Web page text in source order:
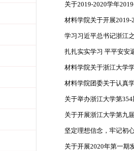
关于2019-2020学年
材料学院关于开展
学习习近平总书记浙江
扎扎实实学习 平平安
材料学院关于浙江大学
材料学院团委关于认真
关于举办浙江大学第
关于开展浙江大学第九
坚定理想信念，牢记初
关于开展2020年第一期